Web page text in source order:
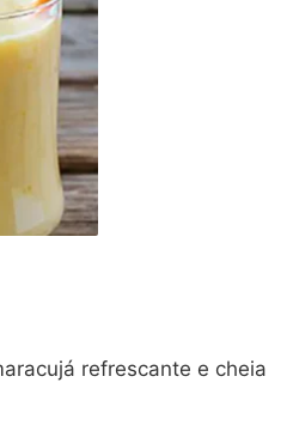
refrescante e cheia